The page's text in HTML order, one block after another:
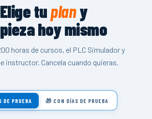
Elige tuplany
hoy mismo
horas de cursos, el PLC Simulador y
instructor. Cancela cuando quieras.
DE PRUEBA 🎁 CON DÍAS DE PRUEBA